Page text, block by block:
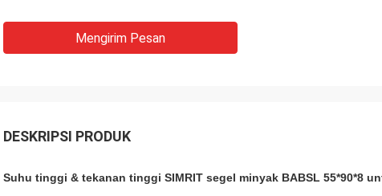
Mengirim Pesan
DESKRIPSI PRODUK
Suhu tinggi & tekanan tinggi SIMRIT segel minyak BABSL 55*90*8